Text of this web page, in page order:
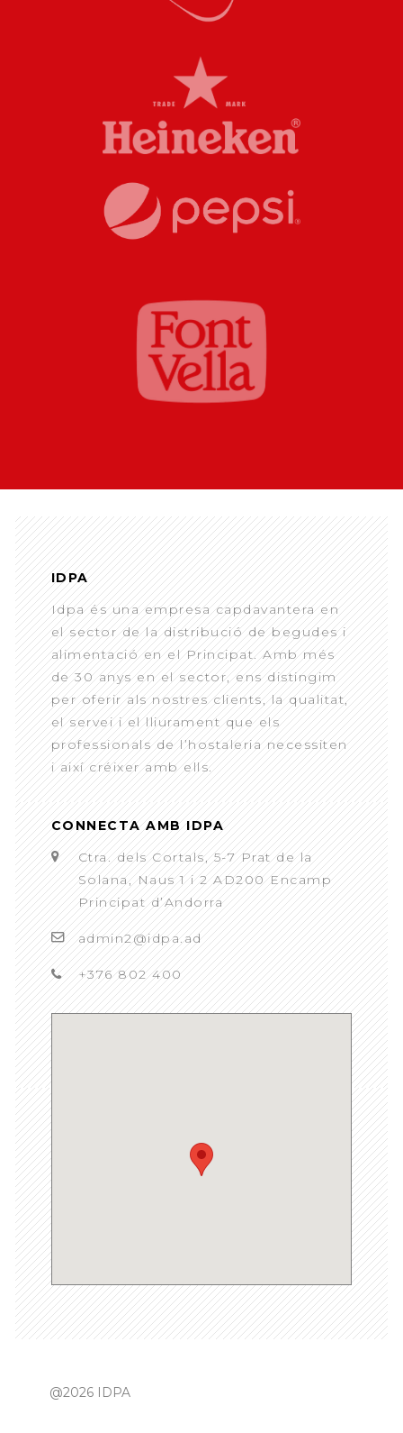
IDPA
Idpa és una empresa capdavantera en
el sector de la distribució de begudes i
alimentació en el Principat. Amb més
de 30 anys en el sector, ens distingim
per oferir als nostres clients, la qualitat,
el servei i el lliurament que els
professionals de l’hostaleria necessiten
i així créixer amb ells.
CONNECTA AMB IDPA
Ctra. dels Cortals, 5-7 Prat de la
Solana, Naus 1 i 2 AD200 Encamp
Principat d’Andorra
admin2@idpa.ad
+376 802 400
@2026 IDPA